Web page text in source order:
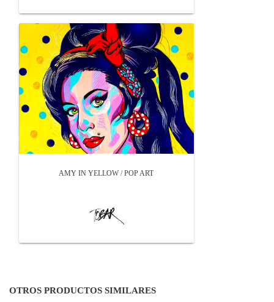
AMY IN YELLOW / POP ART
OTROS PRODUCTOS SIMILARES